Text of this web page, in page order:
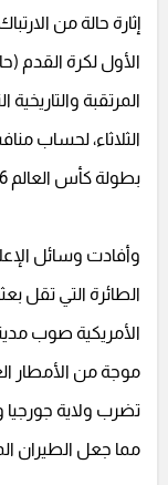
إثارة حالة من
الأول لكرة القدم
المرتقبة
بطولة كأس العالم 2026 م.
وأفادت وسائل
الطائرة التي تقل
الأمريكية صوب
موجة من الأمطار
تضرب ولاية جورجيا
مما جعل الطيران